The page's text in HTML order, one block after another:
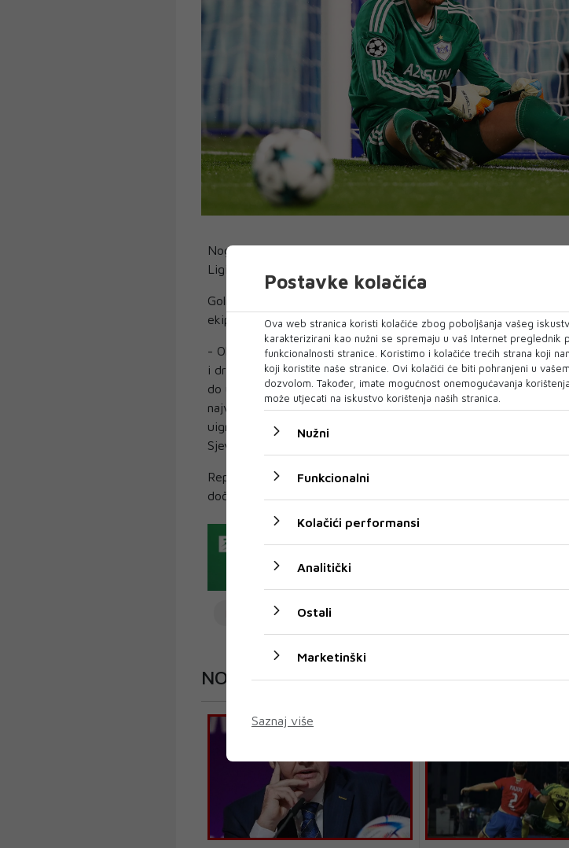
Nogometna reprezentacija Bosne i Hercegovine počela je
Ligi nacija protiv Italije i Poljske.
Golman Ibrahim Šehić smatra da će predstojeća dva susreta biti
ekipu uoči playoffa za plasman na EP protiv Sjeverne Irske.
- Okupljamo se u specifičnim okolnostima zbog pandemije
i drugačije. Navikli smo se da igramo bez publike, najvažnije je
do utakmica i da se kroz teške utakmice s Italijom i Poljskom
najvažniju utakmicu sa Sjevernom Irskom. Ovi jake provjere će
uigramo i da napravimo sastav i formaciju koja nam odgovara
Sjevernu Irsku - izjavio je Šehić.
Reprezentacija BiH 4. septembra gostuje selekciji Italije u
dočekuje tri dana kasnije u Zenici.
REPREZENTACIJA BiH
NOGOMET
Postavke kolačića
Ova web stranica koristi kolačiće zbog poboljšanja vašeg
karakterizirani kao nužni se spremaju u vaš Internet preglednik
funkcionalnosti stranice. Koristimo i kolačiće trećih strana koji
koji koristite naše stranice. Ovi kolačići će biti pohranjeni u
dozvolom. Također, imate mogućnost onemogućavanja
može utjecati na iskustvo korištenja naših stranica.
Nužni
Funkcionalni
Kolačići performansi
Analitički
Ostali
Marketinški
Saznaj više